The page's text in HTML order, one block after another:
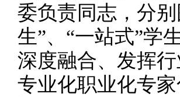
委负责同志，分
生”、“一站式”学
深度融合、发挥
专业化职业化专